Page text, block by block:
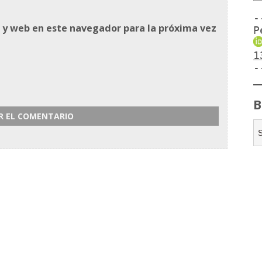
web en este navegador para la próxima vez